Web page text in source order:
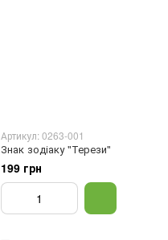
Артикул: 0263-001
Знак зодіаку "Терези"
199 грн